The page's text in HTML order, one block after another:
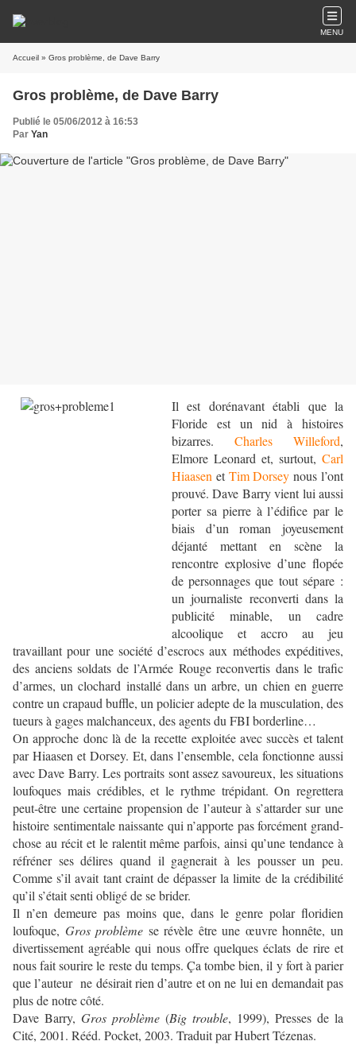
MENU
Accueil » Gros problème, de Dave Barry
Gros problème, de Dave Barry
Publié le 05/06/2012 à 16:53
Par Yan
Il est dorénavant établi que la
Floride est un nid à histoires
bizarres. Charles Willeford,
Elmore Leonard et, surtout, Carl
Hiaasen etTim Dorsey nous l’ont
prouvé. Dave Barry vient lui aussi
porter sa pierre à l’édifice par le
biais d’un roman joyeusement
déjanté mettant en scène la
rencontre explosive d’une flopée
de personnages que tout sépare :
un journaliste reconverti dans la
publicité minable, un cadre
alcoolique et accro au jeu
travaillant pour une société d’escrocs aux méthodes expéditives,
des anciens soldats de l’Armée Rouge reconvertis dans le trafic
d’armes, un clochard installé dans un arbre, un chien en guerre
contre un crapaud buffle, un policier adepte de la musculation, des
tueurs à gages malchanceux, des agents du FBI borderline…
On approche donc là de la recette exploitée avec succès et talent
par Hiaasen et Dorsey. Et, dans l’ensemble, cela fonctionne aussi
avec Dave Barry. Les portraits sont assez savoureux, les situations
loufoques mais crédibles, et le rythme trépidant. On regrettera
peut-être une certaine propension de l’auteur à s’attarder sur une
histoire sentimentale naissante qui n’apporte pas forcément grand-
chose au récit et le ralentit même parfois, ainsi qu’une tendance à
réfréner ses délires quand il gagnerait à les pousser un peu.
Comme s’il avait tant craint de dépasser la limite de la crédibilité
qu’il s’était senti obligé de se brider.
Il n’en demeure pas moins que, dans le genre polar floridien
loufoque, Gros problème se révèle être une œuvre honnête, un
divertissement agréable qui nous offre quelques éclats de rire et
nous fait sourire le reste du temps. Ça tombe bien, il y fort à parier
que l’auteur ne désirait rien d’autre et on ne lui en demandait pas
plus de notre côté.
Dave Barry, Gros problème (Big trouble, 1999), Presses de la
Cité, 2001. Rééd. Pocket, 2003. Traduit par Hubert Tézenas.